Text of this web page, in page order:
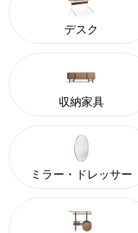
デスク
収納家具
ミラー・ドレッサー